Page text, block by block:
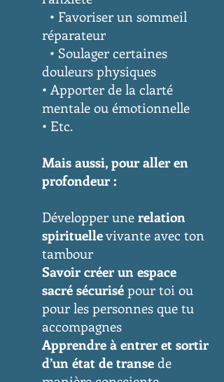
• Favoriser un sommeil
réparateur
• Soulager certaines
douleurs physiques
• Apporter de la clarté
mentale ou émotionnelle
• Etc.
Mais aussi, pour aller en
profondeur :
Développer une relation
spirituellevivante avec ton
tambour
Savoir créer un espace
sacré sécurisé pour toi ou
pour les personnes que tu
accompagnes
Apprendre à entrer et sortir
d’un état de transe de